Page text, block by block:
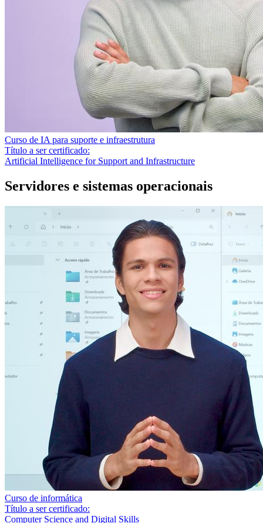
Curso de IA para suporte e infraestrutura
Título a ser certificado:
Artificial Intelligence for Support and Infrastructure
Servidores e sistemas operacionais
Curso de informática
Título a ser certificado:
Computer Science and Digital Skills